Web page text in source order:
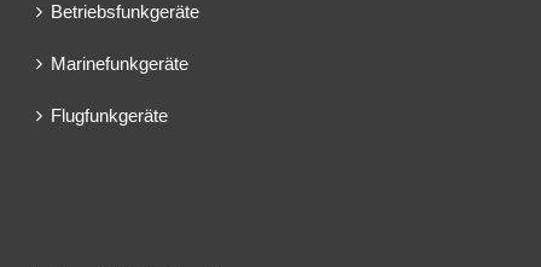
Betriebsfunkgeräte
Marinefunkgeräte
Flugfunkgeräte